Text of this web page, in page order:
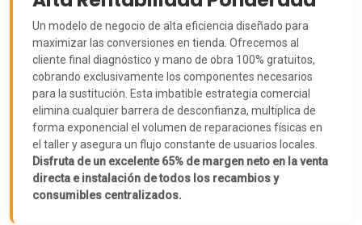
Un modelo de negocio de alta eficiencia diseñado para
maximizar las conversiones en tienda. Ofrecemos al
cliente final diagnóstico y mano de obra 100% gratuitos,
cobrando exclusivamente los componentes necesarios
para la sustitución. Esta imbatible estrategia comercial
elimina cualquier barrera de desconfianza, multiplica de
forma exponencial el volumen de reparaciones físicas en
el taller y asegura un flujo constante de usuarios locales.
Disfruta de un excelente 65% de margen neto en la venta
directa e instalación de todos los recambios y
consumibles centralizados.